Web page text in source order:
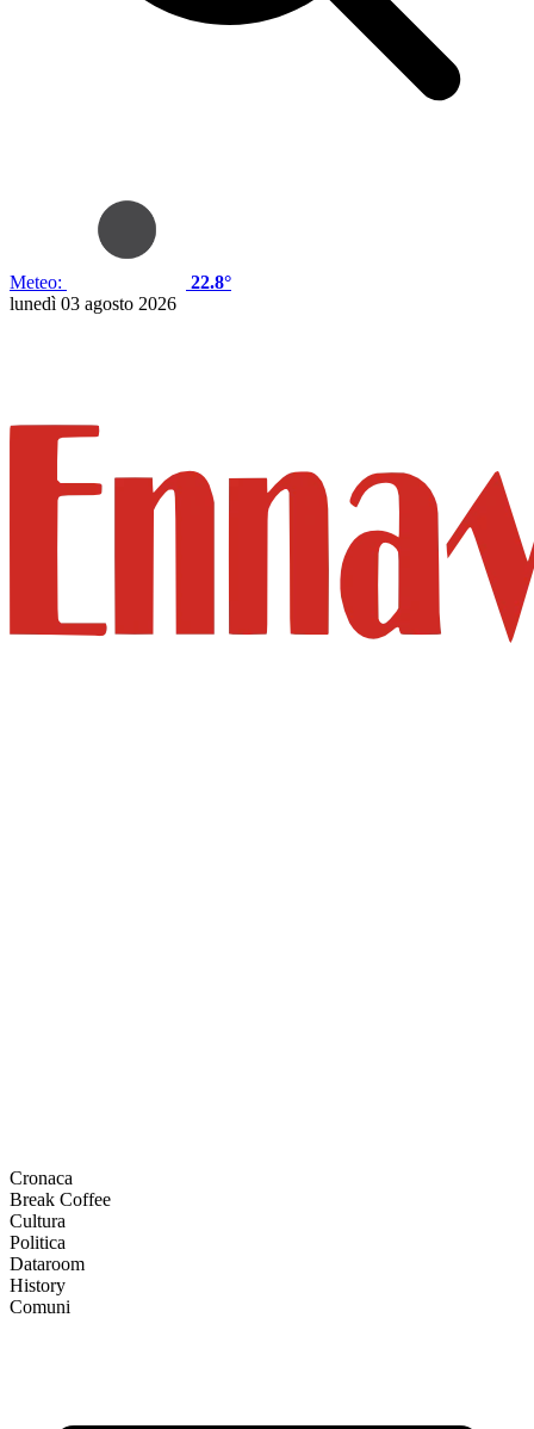
Meteo:
22.8°
lunedì 03 agosto 2026
Cronaca
Break Coffee
Cultura
Politica
Dataroom
History
Comuni